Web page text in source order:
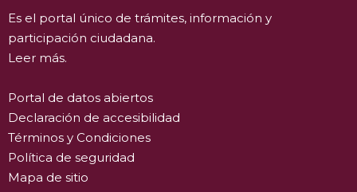
Es el portal único de trámites, información y
participación ciudadana.
Leer más.
Portal de datos abiertos
Declaración de accesibilidad
Términos y Condiciones
Política de seguridad
Mapa de sitio